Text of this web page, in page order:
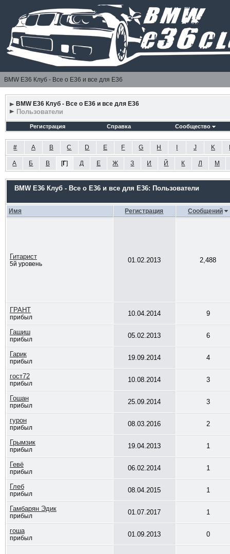
BMW E36 Клуб - Все о Е36 и все для Е36
BMW E36 Клуб - Все о Е36 и все для Е36
Пользователи
Регистрация Справка Сообщество
# A B C D E F G H J K
А Б В [Г] Д Е Ж З И Й К Л М
BMW E36 Клуб - Все о Е36 и все для Е36: Пользователи
Имя Регистрация Сообщений
Гитарист
5й уровень 01.02.2013 2,488
ГРАНТ
прибыл 10.04.2014 9
Гашиш
прибыл 05.02.2013 6
Гарик
прибыл 19.09.2014 4
гост72
прибыл 10.08.2014 3
Гошан
прибыл 25.09.2014 3
гурон
прибыл 08.03.2016 2
Грымзик
прибыл 19.04.2013 1
Гевё
прибыл 06.02.2014 1
Глеб
прибыл 08.04.2015 1
Гамбарян Эдик
прибыл 01.07.2017 1
гоша
прибыл 01.09.2013 0